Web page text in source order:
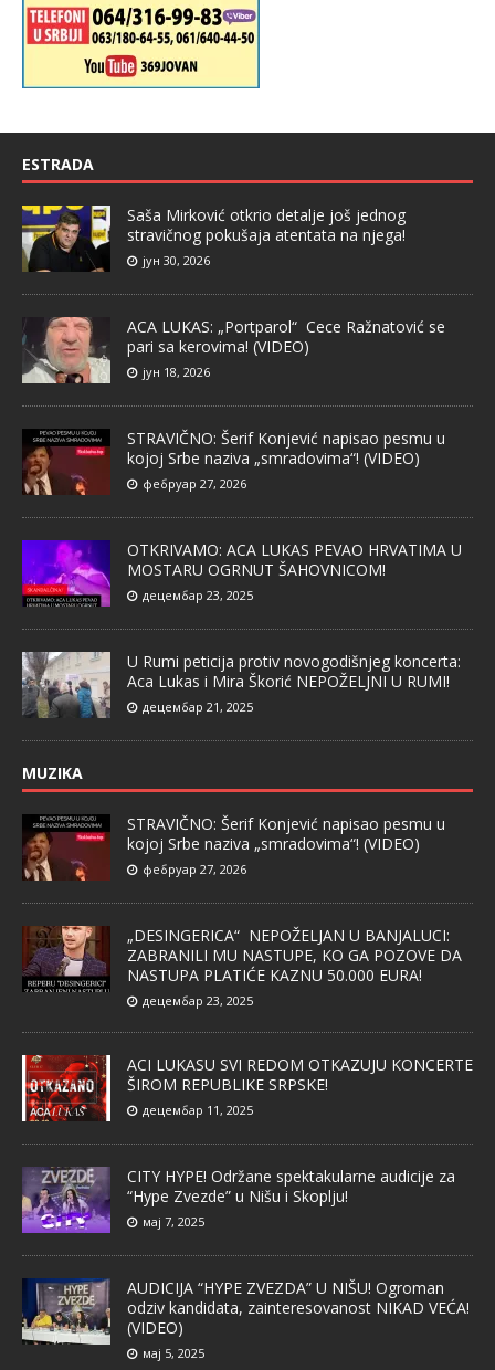
ESTRADA
Saša Mirković otkrio detalje još jednog
stravičnog pokušaja atentata na njega!
јун 30, 2026
ACA LUKAS: „Portparol“ Cece Ražnatović se
pari sa kerovima! (VIDEO)
јун 18, 2026
STRAVIČNO: Šerif Konjević napisao pesmu u
kojoj Srbe naziva „smradovima“! (VIDEO)
фебруар 27, 2026
OTKRIVAMO: ACA LUKAS PEVAO HRVATIMA U
MOSTARU OGRNUT ŠAHOVNICOM!
децембар 23, 2025
U Rumi peticija protiv novogodišnjeg koncerta:
Aca Lukas i Mira Škorić NEPOŽELJNI U RUMI!
децембар 21, 2025
MUZIKA
STRAVIČNO: Šerif Konjević napisao pesmu u
kojoj Srbe naziva „smradovima“! (VIDEO)
фебруар 27, 2026
„DESINGERICA“ NEPOŽELJAN U BANJALUCI:
ZABRANILI MU NASTUPE, KO GA POZOVE DA
NASTUPA PLATIĆE KAZNU 50.000 EURA!
децембар 23, 2025
ACI LUKASU SVI REDOM OTKAZUJU KONCERTE
ŠIROM REPUBLIKE SRPSKE!
децембар 11, 2025
CITY HYPE! Održane spektakularne audicije za
“Hype Zvezde” u Nišu i Skoplju!
мај 7, 2025
AUDICIJA “HYPE ZVEZDA” U NIŠU! Ogroman
odziv kandidata, zainteresovanost NIKAD VEĆA!
(VIDEO)
мај 5, 2025